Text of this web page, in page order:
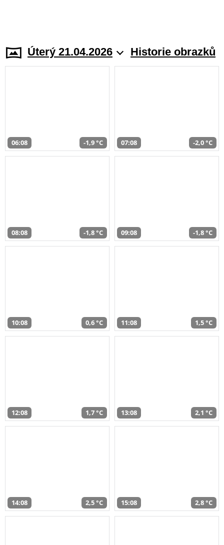
Úterý 21.04.2026 Historie obrazků
06:08 -1,9 °C 07:08 -2,0 °C
08:08 -1,8 °C 09:08 -1,8 °C
10:08 0,6 °C 11:08 1,5 °C
12:08 1,7 °C 13:08 2,1 °C
14:08 2,5 °C 15:08 2,8 °C